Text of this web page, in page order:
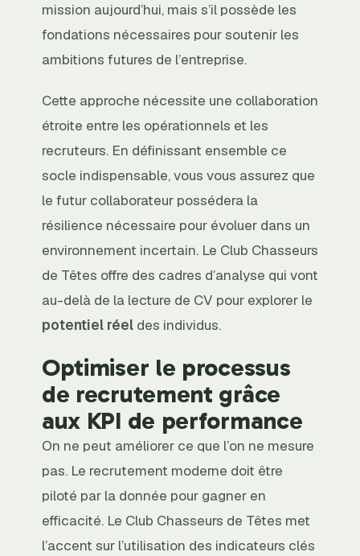
mission aujourd’hui, mais s’il possède les
fondations nécessaires pour soutenir les
ambitions futures de l’entreprise.
Cette approche nécessite une collaboration
étroite entre les opérationnels et les
recruteurs. En définissant ensemble ce
socle indispensable, vous vous assurez que
le futur collaborateur possédera la
résilience nécessaire pour évoluer dans un
environnement incertain. Le Club Chasseurs
de Têtes offre des cadres d’analyse qui vont
au-delà de la lecture de CV pour explorer le
potentiel réel des individus.
Optimiser le processus
de recrutement grâce
aux KPI de performance
On ne peut améliorer ce que l’on ne mesure
pas. Le recrutement moderne doit être
piloté par la donnée pour gagner en
efficacité. Le Club Chasseurs de Têtes met
l’accent sur l’utilisation des indicateurs clés